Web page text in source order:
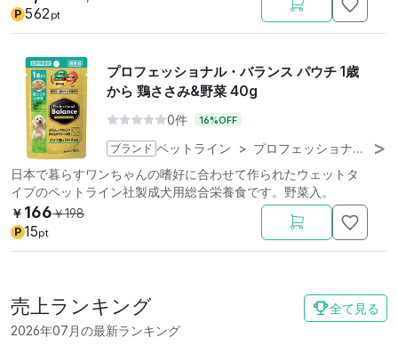
P 562 pt
プロフェッショナル・バランス パウチ 1歳
から 鶏ささみ&野菜 40g
0件 16%OFF
ブランド ペットライン > プロフェッショナル・バランス
日本で暮らすワンちゃんの嗜好に合わせて作られたウェットタ
イプのペットライン社製成犬用総合栄養食です。野菜入。
￥ 166￥198
P 15pt
売上ランキング
2026年07月の最新ランキング
全て見る